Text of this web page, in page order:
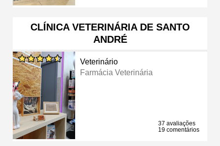
CLÍNICA VETERINÁRIA DE SANTO
ANDRÉ
Veterinário
Farmácia Veterinária
37 avaliações
19 comentários